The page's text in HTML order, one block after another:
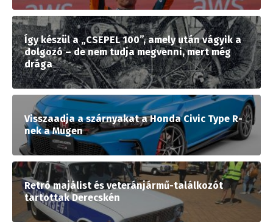
Így készül a „CSEPEL 100”, amely után vágyik a
dolgozó – de nem tudja megvenni, mert még
drága
Visszaadja a szárnyakat a Honda Civic Type R-
nek a Mugen
Retró majálist és veteránjármű-találkozót
tartottak Derecskén